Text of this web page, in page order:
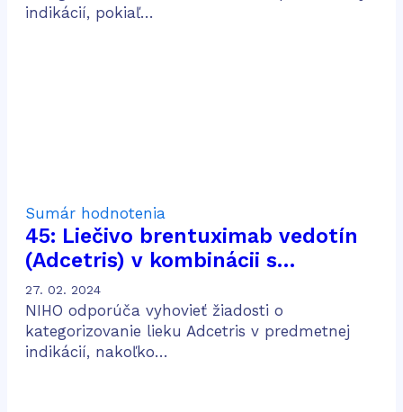
indikácií, pokiaľ…
Sumár hodnotenia
45: Liečivo brentuximab vedotín
(Adcetris) v kombinácii s
doxorubicínom, vinblastínom a
dakarbazínom (AVD) na liečbu
dospelých pacientov s predtým
neliečeným CD30 pozitívnym
27. 02. 2024
NIHO odporúča vyhovieť žiadosti o
kategorizovanie lieku Adcetris v predmetnej
indikácií, nakoľko…